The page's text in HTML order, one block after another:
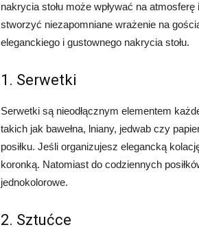
nakrycia stołu może wpływać na
stworzyć niezapomniane wrażenie na
eleganckiego i gustownego nakrycia stołu.
1. Serwetki
Serwetki są nieodłącznym elementem
takich jak bawełna, lniany, jedwab czy
posiłku. Jeśli organizujesz elegancką
koronką. Natomiast do codziennych
jednokolorowe.
2. Sztućce